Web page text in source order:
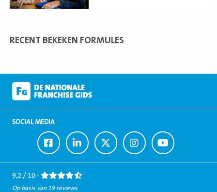
RECENT BEKEKEN FORMULES
SOCIAL MEDIA
Ga
naar
Facebook
Ga
naar
LinkedIn
Ga
naar
Twitter
Ga
naar
Instagram
Ga
naar
Youtube
9,2 / 10 -
Op basis van 19 reviews